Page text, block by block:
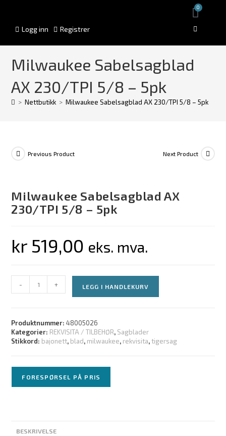
Logg inn Registrer
0
Milwaukee Sabelsagblad
AX 230/TPI 5/8 – 5pk
> Nettbutikk > Milwaukee Sabelsagblad AX 230/TPI 5/8 – 5pk
Previous Product Next Product
Milwaukee Sabelsagblad AX
230/TPI 5/8 – 5pk
kr 519,00 eks. mva.
- + LEGG I HANDLEKURV
Produktnummer:48005026
Kategorier: REKVISITA / TILBEHØR, Sagblader
Stikkord: bajonett, blad, milwaukee, rekvisita,tigersag
FORESPØRSEL PÅ PRIS
BESKRIVELSE